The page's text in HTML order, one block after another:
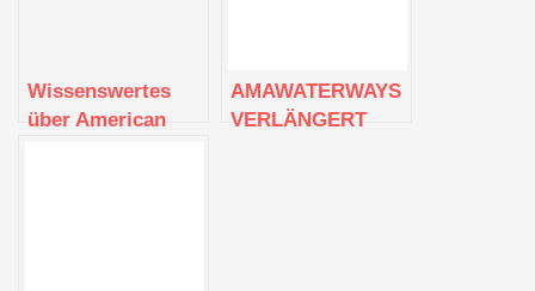
Wissenswertes
über American
AMAWATERWAYS
VERLÄNGERT